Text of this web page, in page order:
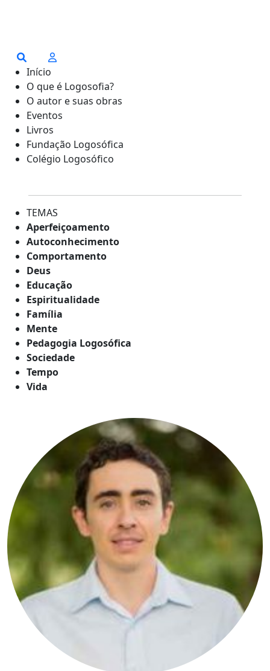
Início
O que é Logosofia?
O autor e suas obras
Eventos
Livros
Fundação Logosófica
Colégio Logosófico
TEMAS
Aperfeiçoamento
Autoconhecimento
Comportamento
Deus
Educação
Espiritualidade
Família
Mente
Pedagogia Logosófica
Sociedade
Tempo
Vida